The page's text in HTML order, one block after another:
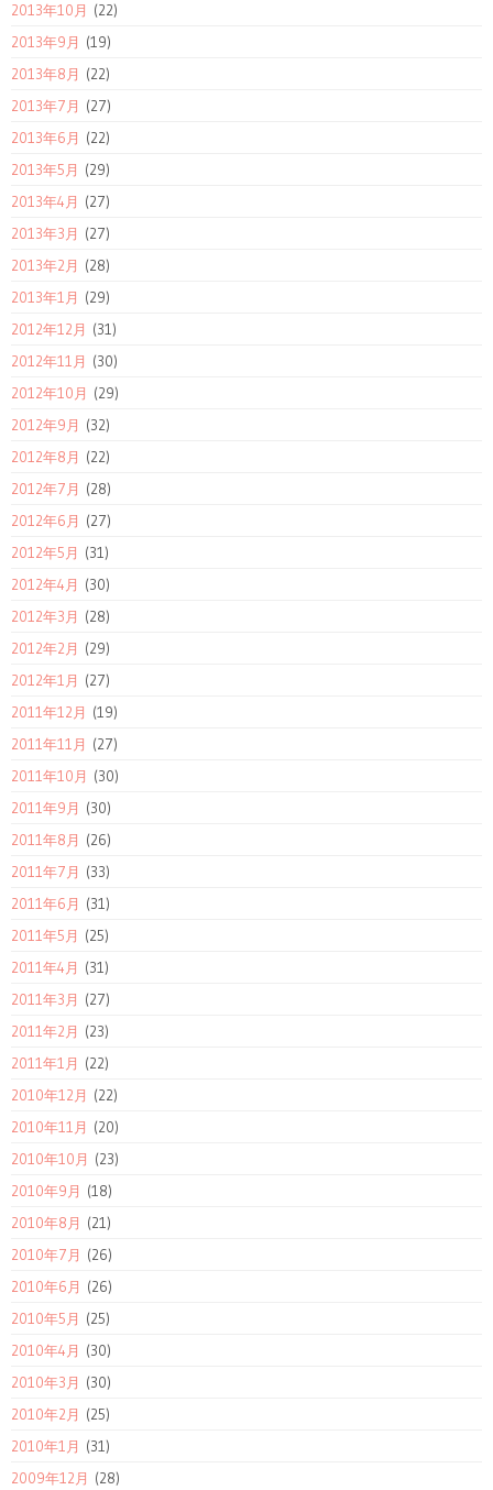
2013年10月 (22)
2013年9月 (19)
2013年8月 (22)
2013年7月 (27)
2013年6月 (22)
2013年5月 (29)
2013年4月 (27)
2013年3月 (27)
2013年2月 (28)
2013年1月 (29)
2012年12月 (31)
2012年11月 (30)
2012年10月 (29)
2012年9月 (32)
2012年8月 (22)
2012年7月 (28)
2012年6月 (27)
2012年5月 (31)
2012年4月 (30)
2012年3月 (28)
2012年2月 (29)
2012年1月 (27)
2011年12月 (19)
2011年11月 (27)
2011年10月 (30)
2011年9月 (30)
2011年8月 (26)
2011年7月 (33)
2011年6月 (31)
2011年5月 (25)
2011年4月 (31)
2011年3月 (27)
2011年2月 (23)
2011年1月 (22)
2010年12月 (22)
2010年11月 (20)
2010年10月 (23)
2010年9月 (18)
2010年8月 (21)
2010年7月 (26)
2010年6月 (26)
2010年5月 (25)
2010年4月 (30)
2010年3月 (30)
2010年2月 (25)
2010年1月 (31)
2009年12月 (28)